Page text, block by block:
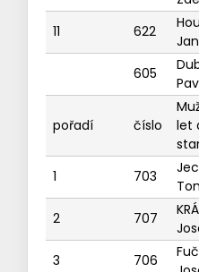
11 622
Jan
605
pořadí číslo
let
1 703
2 707
3 706